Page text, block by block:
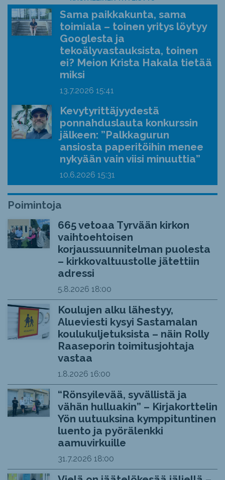
Sama paikkakunta, sama
toimiala – toinen yritys löytyy
Googlesta ja
tekoälyvastauksista, toinen
ei? Meion Krista Hakala tietää
miksi
13.7.2026 15:41
Kevytyrittäjyydestä
ponnahduslauta konkurssin
jälkeen: ”Palkkagurun
ansiosta paperitöihin menee
nykyään vain viisi minuuttia”
10.6.2026 15:31
Poimintoja
665 vetoaa Tyrvään kirkon
vaihtoehtoisen
korjaussuunnitelman puolesta
– kirkkovaltuustolle jätettiin
adressi
5.8.2026 18:00
Koulujen alku lähestyy,
Alueviesti kysyi Sastamalan
koulukuljetuksista – näin Rolly
Raaseporin toimitusjohtaja
vastaa
1.8.2026 16:00
“Rönsyilevää, syvällistä ja
vähän hulluakin” – Kirjakorttelin
Yön uutuuksina kymppituntinen
luento ja pyörälenkki
aamuvirkuille
31.7.2026 18:00